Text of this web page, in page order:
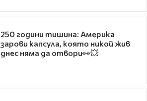
250 години тишина: Америка
зарови капсула, която никой жив
днес няма да отвори👀💥